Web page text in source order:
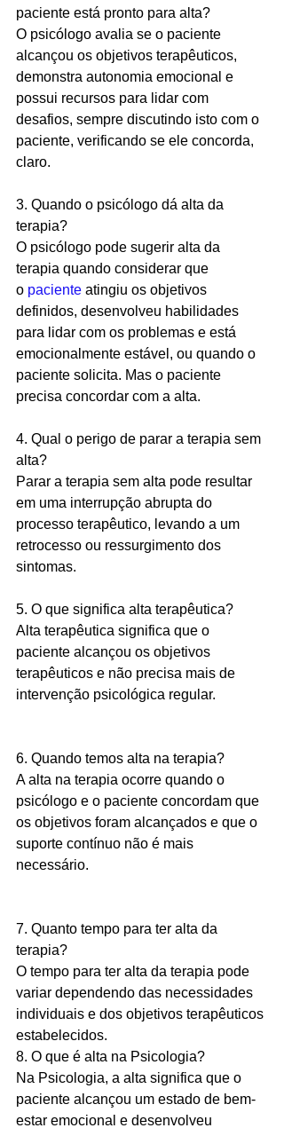
paciente está pronto para alta?
O psicólogo avalia se o paciente
alcançou os objetivos terapêuticos,
demonstra autonomia emocional e
possui recursos para lidar com
desafios, sempre discutindo isto com o
paciente, verificando se ele concorda,
claro.
3. Quando o psicólogo dá alta da
terapia?
O psicólogo pode sugerir alta da
terapia quando considerar que
o paciente atingiu os objetivos
definidos, desenvolveu habilidades
para lidar com os problemas e está
emocionalmente estável, ou quando o
paciente solicita. Mas o paciente
precisa concordar com a alta.
4. Qual o perigo de parar a terapia sem
alta?
Parar a terapia sem alta pode resultar
em uma interrupção abrupta do
processo terapêutico, levando a um
retrocesso ou ressurgimento dos
sintomas.
5. O que significa alta terapêutica?
Alta terapêutica significa que o
paciente alcançou os objetivos
terapêuticos e não precisa mais de
intervenção psicológica regular.
6. Quando temos alta na terapia?
A alta na terapia ocorre quando o
psicólogo e o paciente concordam que
os objetivos foram alcançados e que o
suporte contínuo não é mais
necessário.
7. Quanto tempo para ter alta da
terapia?
O tempo para ter alta da terapia pode
variar dependendo das necessidades
individuais e dos objetivos terapêuticos
estabelecidos.
8. O que é alta na Psicologia?
Na Psicologia, a alta significa que o
paciente alcançou um estado de bem-
estar emocional e desenvolveu